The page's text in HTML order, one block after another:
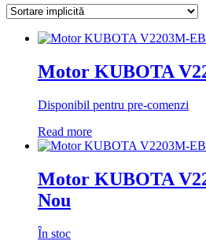
Motor KUBOTA
Disponibil pentru pre-comenzi
Read more
Motor KUBOTA
Nou
În stoc